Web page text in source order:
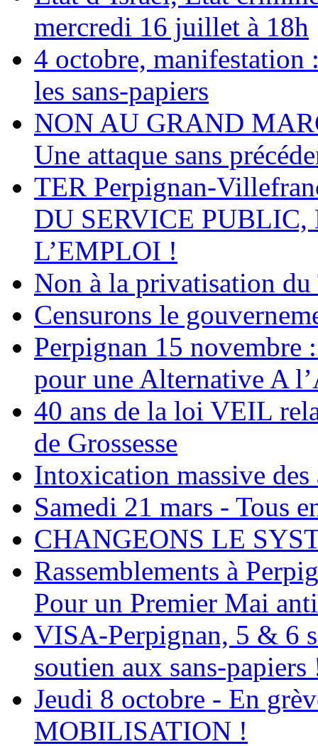
mercredi 16 juillet à 18h
4 octobre, manifestation
les sans-papiers
NON AU GRAND
Une attaque sans
TER Perpignan-
DU SERVICE
L’EMPLOI !
Non à la privatisation
Censurons le
Perpignan 15
pour une Alternative A
40 ans de la loi VEIL
de Grossesse
Intoxication massive des
Samedi 21 mars - Tous
CHANGEONS LE
Rassemblements à
Pour un Premier Mai
VISA-Perpignan, 5 & 6
soutien aux sans-papiers
Jeudi 8 octobre - En
MOBILISATION !